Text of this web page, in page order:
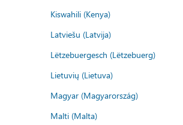
Kiswahili (Kenya)
Latviešu (Latvija)
Lëtzebuergesch (Lëtzebuerg)
Lietuvių (Lietuva)
Magyar (Magyarország)
Malti (Malta)